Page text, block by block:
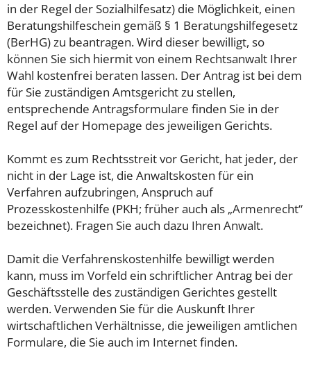
in der Regel der Sozialhilfesatz) die Möglichkeit, einen
Beratungshilfeschein gemäß § 1 Beratungshilfegesetz
(BerHG) zu beantragen. Wird dieser bewilligt, so
können Sie sich hiermit von einem Rechtsanwalt Ihrer
Wahl kostenfrei beraten lassen. Der Antrag ist bei dem
für Sie zuständigen Amtsgericht zu stellen,
entsprechende Antragsformulare finden Sie in der
Regel auf der Homepage des jeweiligen Gerichts.
Kommt es zum Rechtsstreit vor Gericht, hat jeder, der
nicht in der Lage ist, die Anwaltskosten für ein
Verfahren aufzubringen, Anspruch auf
Prozesskostenhilfe (PKH; früher auch als „Armenrecht“
bezeichnet). Fragen Sie auch dazu Ihren Anwalt.
Damit die Verfahrenskostenhilfe bewilligt werden
kann, muss im Vorfeld ein schriftlicher Antrag bei der
Geschäftsstelle des zuständigen Gerichtes gestellt
werden. Verwenden Sie für die Auskunft Ihrer
wirtschaftlichen Verhältnisse, die jeweiligen amtlichen
Formulare, die Sie auch im Internet finden.